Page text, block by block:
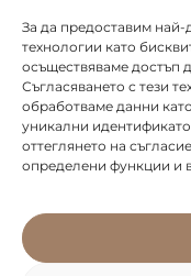
За да предоставим
технологии като
осъществяваме достъп
Съгласяването с тези
обработваме данни
уникални
оттеглянето на
определени функции и
0877 888 804
office@leartista.bg